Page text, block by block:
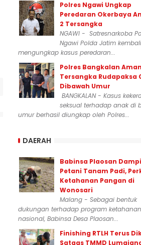
Polres Ngawi Ungkap
Peredaran Okerbaya
2 Tersangka
NGAWI - Satresnarkoba
Ngawi Polda Jatim
mengungkap kasus peredaran...
Polres Bangkalan
Tersangka Rudapaksa
Dibawah Umur
BANGKALAN - Kasus
seksual terhadap anak di
umur berhasil diungkap oleh Polres...
DAERAH
Babinsa Plaosan
Petani Tanam Padi,
Ketahanan Pangan di
Wonosari
Malang - Sebagai bentuk
dukungan terhadap program
nasional, Babinsa Desa Plaosan...
Finishing RTLH Terus
Satgas TMMD